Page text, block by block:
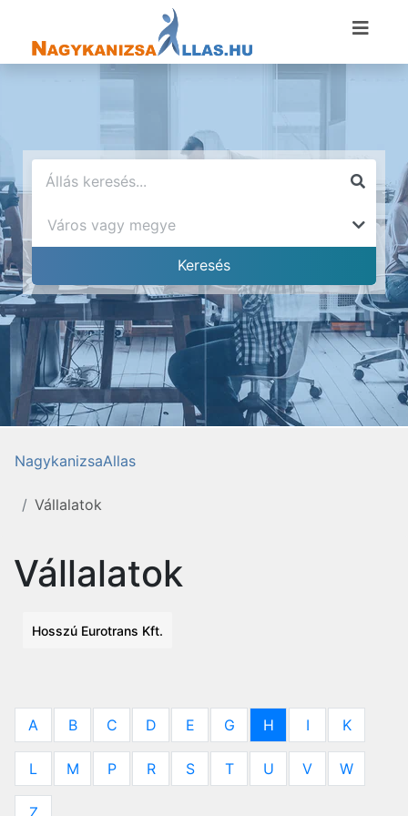
NagykanizsaAllas
Vállalatok
Vállalatok
Hosszú Eurotrans Kft.
A B C D E G H I K
L M P R S T U V W
Z